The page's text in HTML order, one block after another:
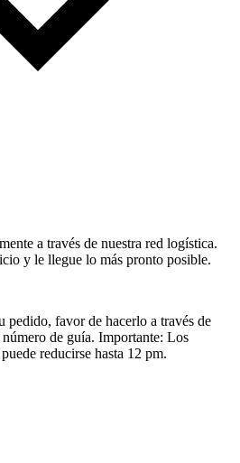
a través de nuestra red logística.
y le llegue lo más pronto posible.
pedido, favor de hacerlo a través de
de guía. Importante: Los
reducirse hasta 12 pm.